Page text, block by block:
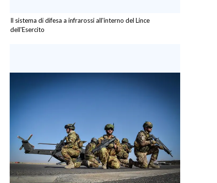
Il sistema di difesa a infrarossi all'interno del Lince
dell'Esercito